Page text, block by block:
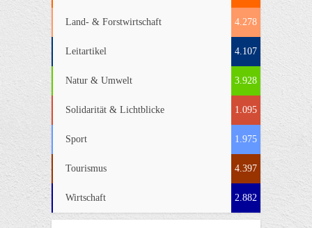
Land- & Forstwirtschaft 4.278
Leitartikel 4.107
Natur & Umwelt 3.928
Solidarität & Lichtblicke 1.095
Sport 1.975
Tourismus 4.397
Wirtschaft 2.882